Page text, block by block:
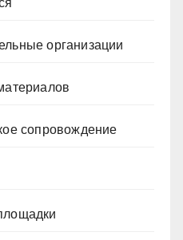
организации
сопровождение